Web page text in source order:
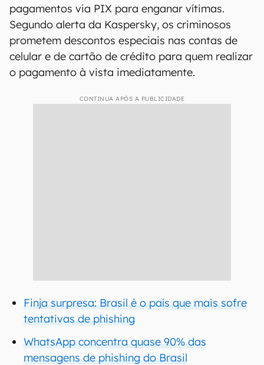
pagamentos via PIX para enganar vítimas.
Segundo alerta da Kaspersky, os criminosos
prometem descontos especiais nas contas de
celular e de cartão de crédito para quem realizar
o pagamento à vista imediatamente.
CONTINUA APÓS A PUBLICIDADE
Finja surpresa: Brasil é o país que mais sofre
tentativas de phishing
WhatsApp concentra quase 90% das
mensagens de phishing do Brasil